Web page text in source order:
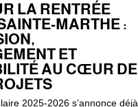
LA RENTRÉE
MARTHE :
ET
AU CŒUR DE
2025-2026 s’annonce déjà